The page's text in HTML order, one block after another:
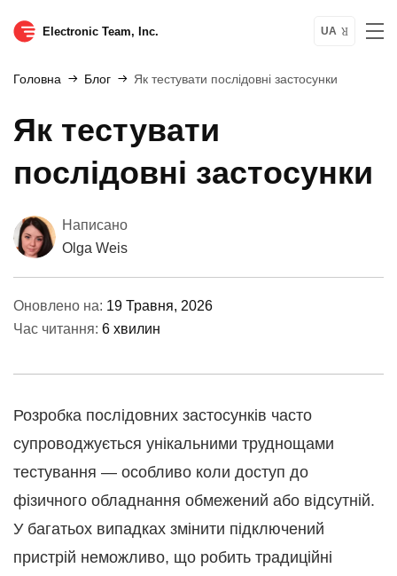
Electronic Team, Inc. UA
Головна Блог Як тестувати послідовні застосунки
Як тестувати
послідовні застосунки
Написано
Olga Weis
Оновлено на: 19 Травня, 2026
Час читання: 6 хвилин
Розробка послідовних застосунків часто
супроводжується унікальними труднощами
тестування — особливо коли доступ до
фізичного обладнання обмежений або відсутній.
У багатьох випадках змінити підключений
пристрій неможливо, що робить традиційні